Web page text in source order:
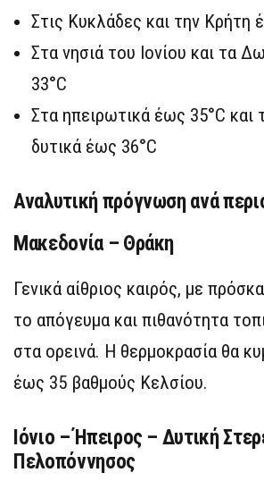
Στις Κυκλάδες και την Κρήτη
Στα νησιά του Ιονίου και τα
33°C
Στα ηπειρωτικά έως 35°C και
δυτικά έως 36°C
Αναλυτική πρόγνωση ανά
Μακεδονία – Θράκη
Γενικά αίθριος καιρός, με
το απόγευμα και πιθανότητα
στα ορεινά. Η θερμοκρασία θα
έως 35 βαθμούς Κελσίου.
Ιόνιο – Ήπειρος – Δυτική
Πελοπόννησος